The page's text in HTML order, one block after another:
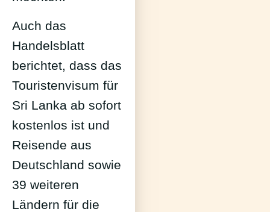
Auch das
Handelsblatt
berichtet, dass das
Touristenvisum für
Sri Lanka ab sofort
kostenlos ist und
Reisende aus
Deutschland sowie
39 weiteren
Ländern für die